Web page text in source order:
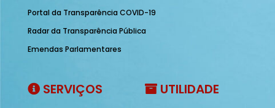
Portal da Transparência COVID-19
Radar da Transparência Pública
Emendas Parlamentares
SERVIÇOS UTILIDADE